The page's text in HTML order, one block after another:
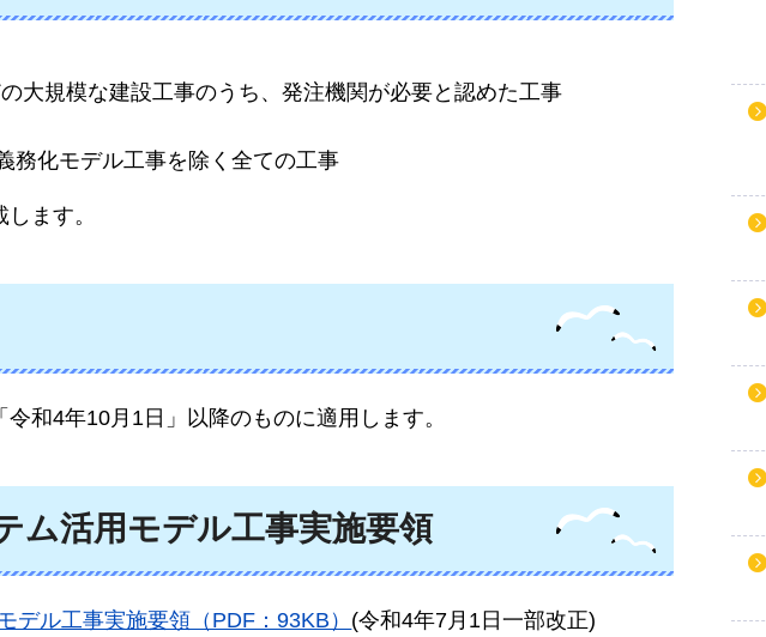
大規模な建設工事のうち、発注機関が必要と認めた工事
務化モデル工事を除く全ての工事
ます。
和4年10月1日」以降のものに適用します。
ム活用モデル工事実施要領
デル工事実施要領（PDF：93KB） (令和4年7月1日一部改正)